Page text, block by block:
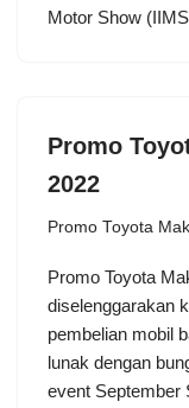
Motor Show
Promo
2022
Promo Toyota
Promo Toyota
diselenggarakan
pembelian mobil
lunak dengan
event September